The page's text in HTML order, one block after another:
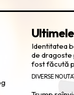
Identitatea
de dragoste
fost făcută
DIVERSE